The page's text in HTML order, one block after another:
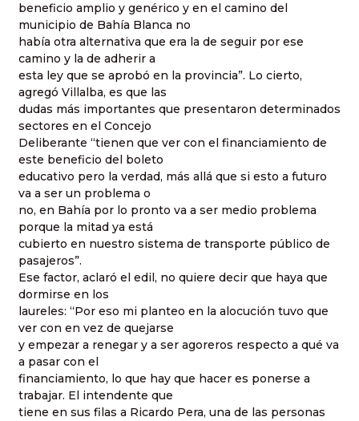
beneficio amplio y genérico y en el camino del
municipio de Bahía Blanca no
había otra alternativa que era la de seguir por ese
camino y la de adherir a
esta ley que se aprobó en la provincia”. Lo cierto,
agregó Villalba, es que las
dudas más importantes que presentaron determinados
sectores en el Concejo
Deliberante “tienen que ver con el financiamiento de
este beneficio del boleto
educativo pero la verdad, más allá que si esto a futuro
va a ser un problema o
no, en Bahía por lo pronto va a ser medio problema
porque la mitad ya está
cubierto en nuestro sistema de transporte público de
pasajeros”.
Ese factor, aclaró el edil, no quiere decir que haya que
dormirse en los
laureles: “Por eso mi planteo en la alocución tuvo que
ver con en vez de quejarse
y empezar a renegar y a ser agoreros respecto a qué va
a pasar con el
financiamiento, lo que hay que hacer es ponerse a
trabajar. El intendente que
tiene en sus filas a Ricardo Pera, una de las personas